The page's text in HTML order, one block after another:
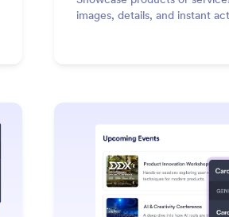
images, details, and instant